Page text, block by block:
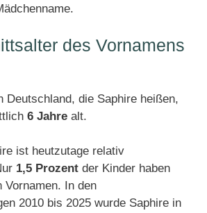
des Vornamens
Deutschland, die Saphire heißen,
6 Jahre alt.
ist heutzutage relativ
1,5 Prozent der Kinder haben
Vornamen. In den
2010 bis 2025 wurde Saphire in